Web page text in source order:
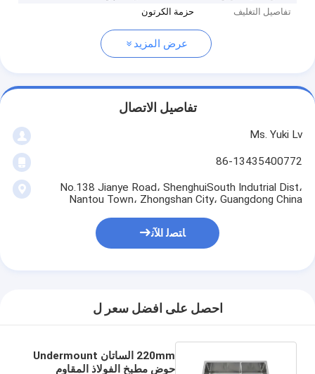
تفاصيل التغليف
حزمة الكرتون
عرض المزيد
تفاصيل الاتصال
Ms. Yuki Lv
86-13435400772
No.138 Jianye Road، ShenghuiSouth Indutrial Dist،
Nantou Town، Zhongshan City، Guangdong China
ﺎﺘﺼﻟ ﺍﻶﻧ
احصل على افضل سعر ل
220mm الساتان Undermount
حوض مطبخ الفولاذ المقاوم